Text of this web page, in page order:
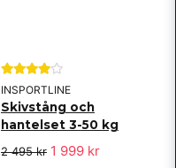
INSPORTLINE
Skivstång och
hantelset 3-50 kg
2 495 kr 1 999 kr